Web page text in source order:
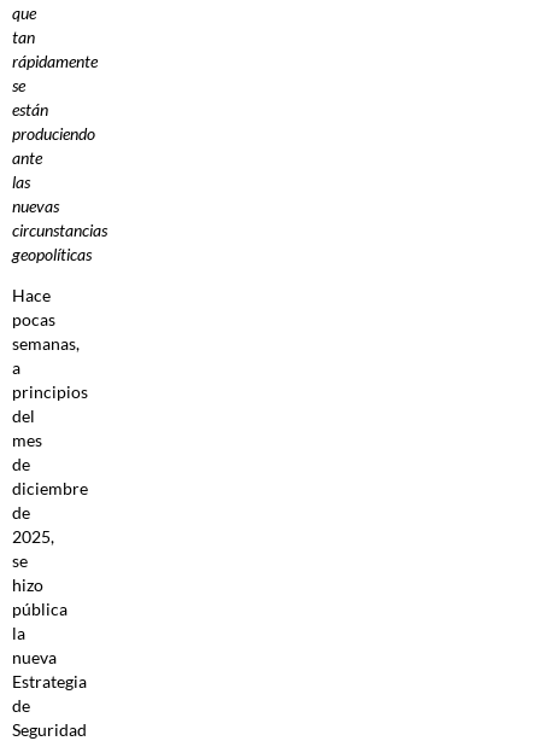
que
tan
rápidamente
se
están
produciendo
ante
las
nuevas
circunstancias
geopolíticas
Hace
pocas
semanas,
a
principios
del
mes
de
diciembre
de
2025,
se
hizo
pública
la
nueva
Estrategia
de
Seguridad